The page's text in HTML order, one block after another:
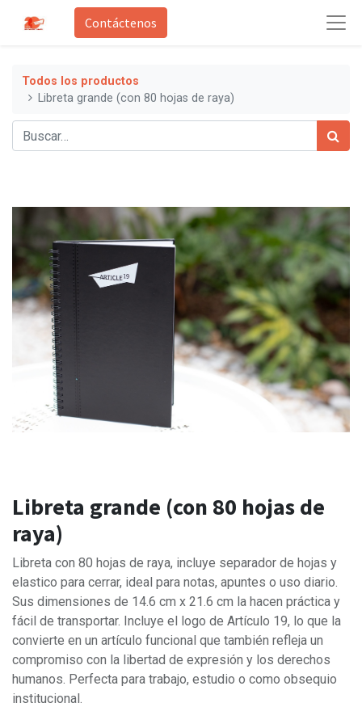
Contáctenos
Todos los productos
Libreta grande (con 80 hojas de raya)
Libreta grande (con 80 hojas de
raya)
Libreta con 80 hojas de raya, incluye separador de hojas y
elastico para cerrar, ideal para notas, apuntes o uso diario.
Sus dimensiones de 14.6 cm x 21.6 cm la hacen práctica y
fácil de transportar. Incluye el logo de Artículo 19, lo que la
convierte en un artículo funcional que también refleja un
compromiso con la libertad de expresión y los derechos
humanos. Perfecta para trabajo, estudio o como obsequio
institucional.